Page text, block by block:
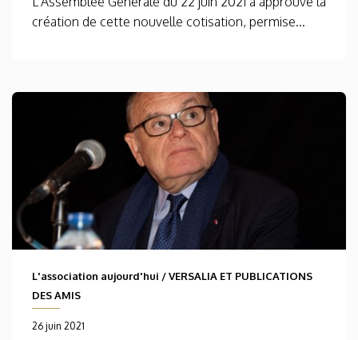
création de cette nouvelle cotisation, permise...
L'association aujourd'hui /VERSALIA ET PUBLICATIONS
DES AMIS
26 juin 2021